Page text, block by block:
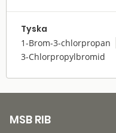
Tyska
1-Brom-3-chlorpropan
3-Chlorpropylbromid
MSB RIB